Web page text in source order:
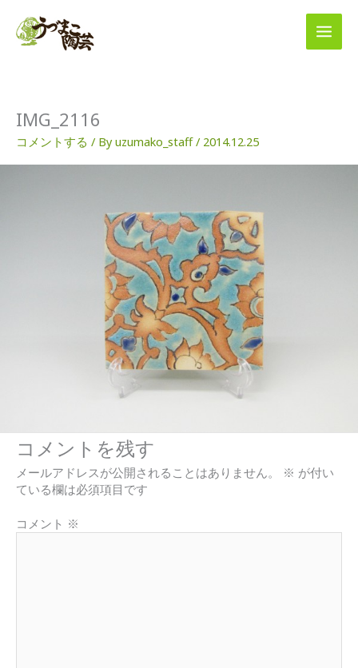
IMG_2116
コメントする / Byuzumako_staff/ 2014.12.25
コメントを残す
メールアドレスが公開されることはありません。 ※ が付い
ている欄は必須項目です
コメント ※